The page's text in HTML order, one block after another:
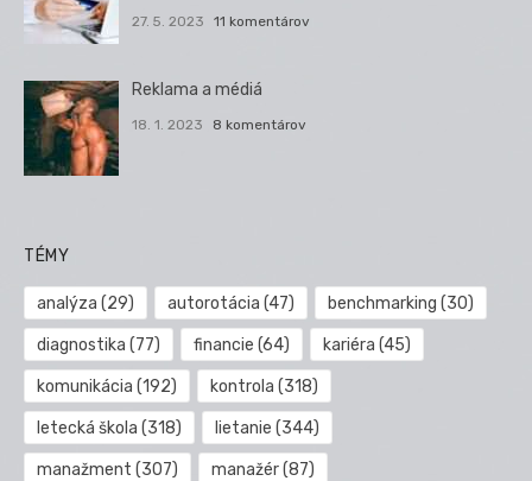
27. 5. 2023 11 komentárov
Reklama a médiá
18. 1. 2023 8 komentárov
TÉMY
analýza (29) autorotácia (47) benchmarking (30)
diagnostika (77) financie (64) kariéra (45)
komunikácia (192) kontrola (318)
letecká škola (318) lietanie (344)
manažment (307) manažér(87)